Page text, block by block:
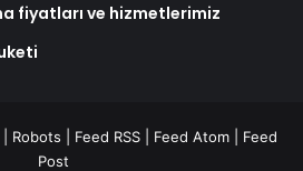
fiyatları ve hizmetlerimiz
Robots Feed RSS Feed Atom
Feed
Post